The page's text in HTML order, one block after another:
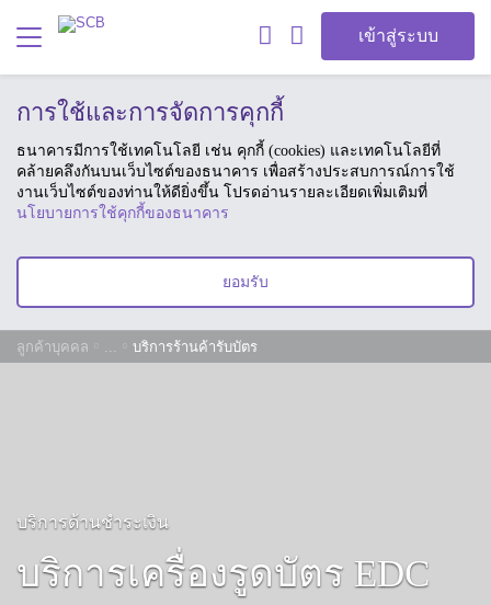
เข้าสู่ระบบ
การใช้และการจัดการคุกกี้
ธนาคารมีการใช้เทคโนโลยี เช่น คุกกี้ (cookies) และเทคโนโลยีที่
คล้ายคลึงกันบนเว็บไซต์ของธนาคาร เพื่อสร้างประสบการณ์การใช้
งานเว็บไซต์ของท่านให้ดียิ่งขึ้น โปรดอ่านรายละเอียดเพิ่มเติมที่
นโยบายการใช้คุกกี้ของธนาคาร
ยอมรับ
ลูกค้าบุคคล ... บริการร้านค้ารับบัตร
บริการด้านชำระเงิน
บริการเครื่องรูดบัตร EDC